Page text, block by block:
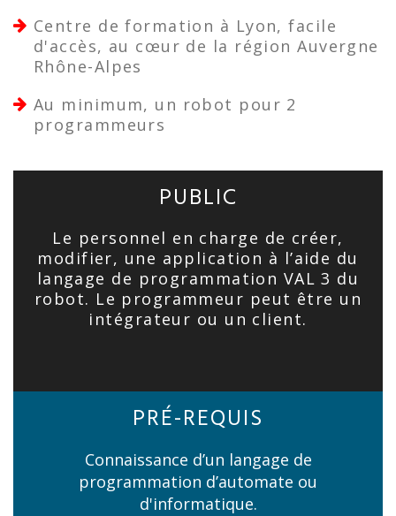
Centre de formation à Lyon, facile
d'accès, au cœur de la région Auvergne
Rhône-Alpes
Au minimum, un robot pour 2
programmeurs
PUBLIC
Le personnel en charge de créer,
modifier, une application à l’aide du
langage de programmation VAL 3 du
robot. Le programmeur peut être un
intégrateur ou un client.
PRÉ-REQUIS
Connaissance d’un langage de
programmation d’automate ou
d'informatique.